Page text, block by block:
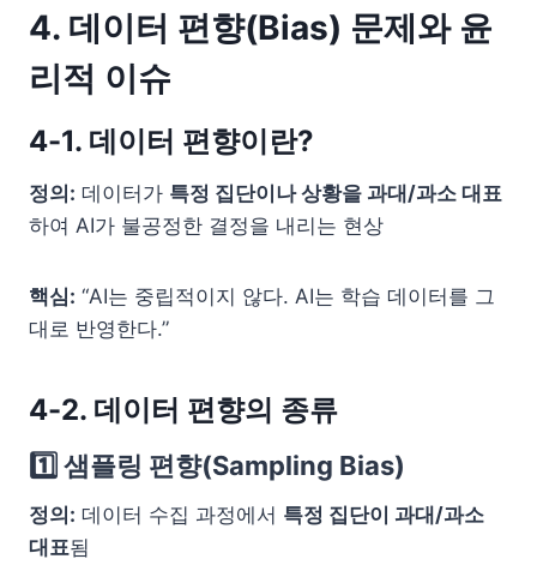
4. 데이터 편향(Bias) 문제와 윤
리적 이슈
4-1. 데이터 편향이란?
정의: 데이터가 특정 집단이나 상황을 과대/과소 대표
하여 AI가 불공정한 결정을 내리는 현상
핵심: “AI는 중립적이지 않다. AI는 학습 데이터를 그
대로 반영한다.”
4-2. 데이터 편향의 종류
1️⃣ 샘플링 편향(Sampling Bias)
정의: 데이터 수집 과정에서 특정 집단이 과대/과소
대표됨